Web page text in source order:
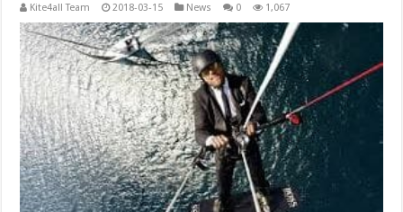
Kite4all Team 2018-03-15 News 0 1,067